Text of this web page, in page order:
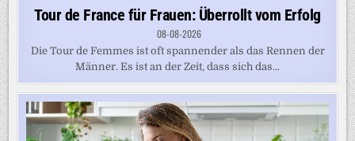
in
Tour de France für Frauen: Überrollt vom Erfolg
08-08-2026
Die Tour de Femmes ist oft spannender als das Rennen der
Männer. Es ist an der Zeit, dass sich das...